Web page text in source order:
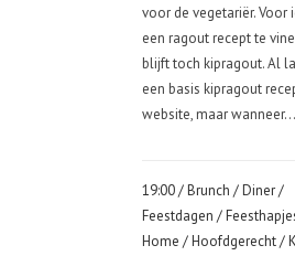
voor de vegetariër. Voor
een ragout recept te
blijft toch kipragout. Al
een basis kipragout
website, maar wanneer...
19:00 /Brunch /Diner/
Feestdagen /
Home /Hoofdgerecht/